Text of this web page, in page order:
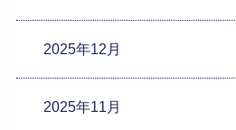
2025年12月
2025年11月